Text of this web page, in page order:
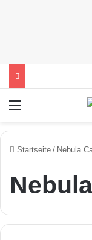
Startseite / Nebula